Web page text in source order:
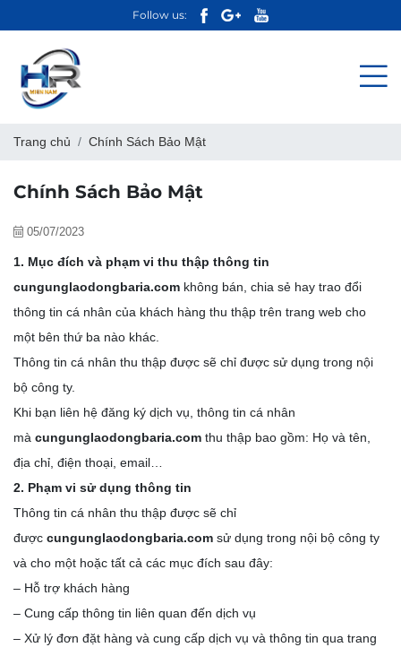
Follow us:
Trang chủ Chính Sách Bảo Mật
Chính Sách Bảo Mật
05/07/2023
1. Mục đích và phạm vi thu thập thông tin
cungunglaodongbaria.com không bán, chia sẻ hay trao đổi
thông tin cá nhân của khách hàng thu thập trên trang web cho
một bên thứ ba nào khác.
Thông tin cá nhân thu thập được sẽ chỉ được sử dụng trong nội
bộ công ty.
Khi bạn liên hệ đăng ký dịch vụ, thông tin cá nhân
mà cungunglaodongbaria.com thu thập bao gồm: Họ và tên,
địa chỉ, điện thoại, email…
2. Phạm vi sử dụng thông tin
Thông tin cá nhân thu thập được sẽ chỉ
được cungunglaodongbaria.com sử dụng trong nội bộ công ty
và cho một hoặc tất cả các mục đích sau đây:
– Hỗ trợ khách hàng
– Cung cấp thông tin liên quan đến dịch vụ
– Xử lý đơn đặt hàng và cung cấp dịch vụ và thông tin qua trang